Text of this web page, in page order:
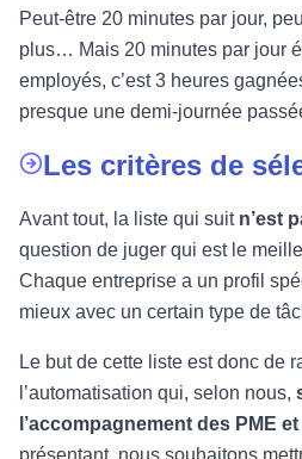
Peut-être 20 minutes par jour,
plus… Mais 20 minutes par jour
employés, c’est 3 heures
presque une demi-journée
Les critères de
Avant tout, la liste qui suit n’est
question de juger qui est le
Chaque entreprise a un profil
mieux avec un certain type de
Le but de cette liste est donc de
l’automatisation qui, selon nous,
l’accompagnement des PME et
présentant, nous souhaitons